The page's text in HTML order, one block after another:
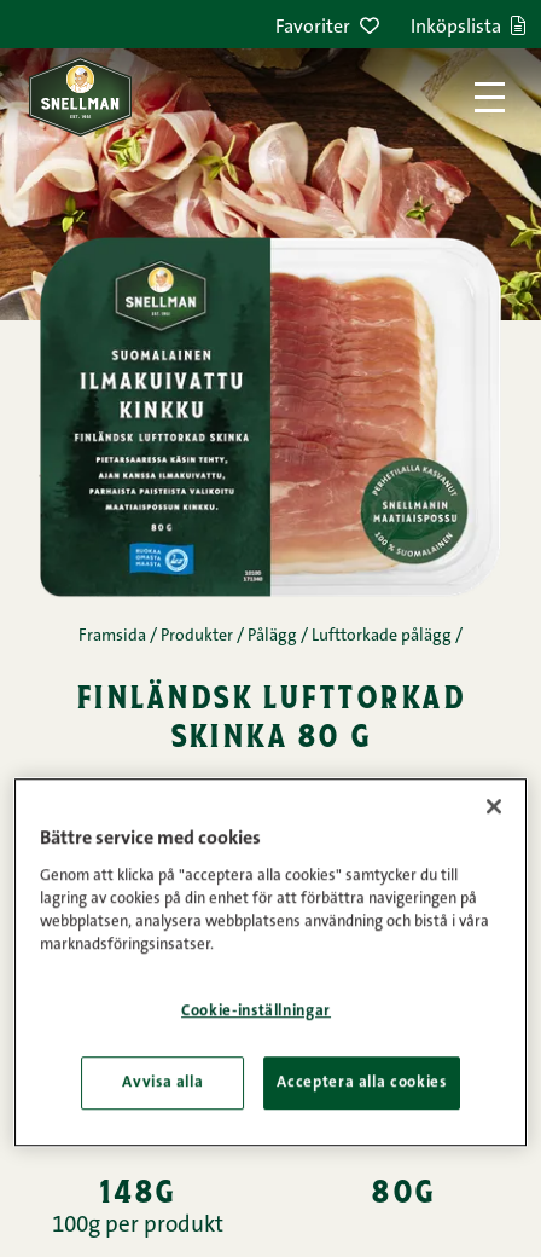
Favoriter Inköpslista
Framsida / Produkter / Pålägg / Lufttorkade pålägg /
finländsk lufttorkad
skinka 80 g
En unik, finländsk lufttorkad skinka från Snellmans
i Jakobstad. Passar perfekt som plockmat, på
tapastallriken, vid matlagning eller på smörgåsen.
Den här skinkan är ett handarbete som vi gör av
hel, benfri skinka av lantgris och principen är att
av lantgris är ren, fräsch, mjuk och balanserad i
smaken. Strukturen är köttig och len.
148g
100g per produkt
80g
Bättre service med cookies
Genom att klicka på "acceptera alla cookies" samtycker du till
lagring av cookies på din enhet för att förbättra navigeringen på
webbplatsen, analysera webbplatsens användning och bistå i våra
marknadsföringsinsatser.
Cookie-inställningar
Avvisa alla Acceptera alla cookies